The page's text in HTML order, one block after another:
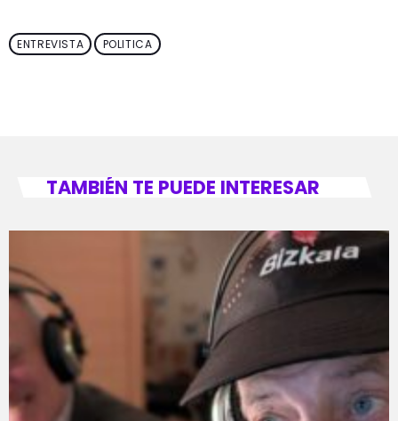
ENTREVISTA POLITICA
TAMBIÉN TE PUEDE INTERESAR